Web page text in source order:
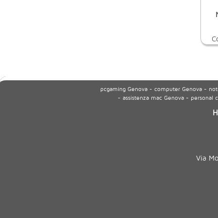
pcgaming Genova - computer Genova -
- assistenza mac Genova -
Via